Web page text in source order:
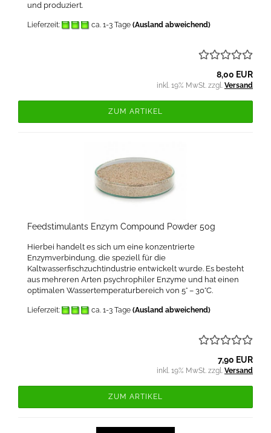
und produziert.
Lieferzeit: ca. 1-3 Tage (Ausland abweichend)
8,00 EUR
inkl. 19% MwSt. zzgl. Versand
ZUM ARTIKEL
Feedstimulants Enzym Compound Powder 50g
Hierbei handelt es sich um eine konzentrierte
Enzymverbindung, die speziell für die
Kaltwasserfischzuchtindustrie entwickelt wurde. Es besteht
aus mehreren Arten psychrophiler Enzyme und hat einen
optimalen Wassertemperaturbereich von 5° – 30°C.
Lieferzeit: ca. 1-3 Tage (Ausland abweichend)
7,90 EUR
inkl. 19% MwSt. zzgl. Versand
ZUM ARTIKEL